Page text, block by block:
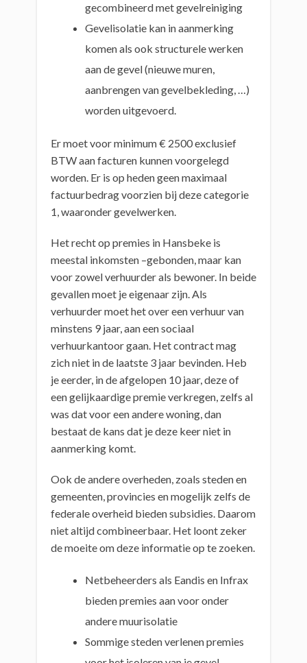
gecombineerd met gevelreiniging
Gevelisolatie kan in aanmerking
komen als ook structurele werken
aan de gevel (nieuwe muren,
aanbrengen van gevelbekleding, …)
worden uitgevoerd.
Er moet voor minimum € 2500 exclusief
BTW aan facturen kunnen voorgelegd
worden. Er is op heden geen maximaal
factuurbedrag voorzien bij deze categorie
1, waaronder gevelwerken.
Het recht op premies in Hansbeke is
meestal inkomsten –gebonden, maar kan
voor zowel verhuurder als bewoner. In beide
gevallen moet je eigenaar zijn. Als
verhuurder moet het over een verhuur van
minstens 9 jaar, aan een sociaal
verhuurkantoor gaan. Het contract mag
zich niet in de laatste 3 jaar bevinden. Heb
je eerder, in de afgelopen 10 jaar, deze of
een gelijkaardige premie verkregen, zelfs al
was dat voor een andere woning, dan
bestaat de kans dat je deze keer niet in
aanmerking komt.
Ook de andere overheden, zoals steden en
gemeenten, provincies en mogelijk zelfs de
federale overheid bieden subsidies. Daarom
niet altijd combineerbaar. Het loont zeker
de moeite om deze informatie op te zoeken.
Netbeheerders als Eandis en Infrax
bieden premies aan voor onder
andere muurisolatie
Sommige steden verlenen premies